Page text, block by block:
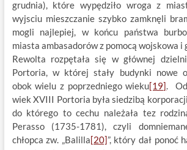
grudnia), które wypędziło wroga z
wyjsciu mieszczanie szybko zamknęli
mogli najlepiej, w końcu państwa
miasta ambasadorów z pomocą wojskowa
Rewolta rozpętała się w głównej
Portoria, w której stały budynki nowe
obok wielu z poprzedniego wieku[19]. Od
wiek XVIII Portoria była siedzibą
do którego to cechu należała tez
Perasso (1735-1781), czyli
chłopca zw. „Balilla[20]”, który dał ponoć